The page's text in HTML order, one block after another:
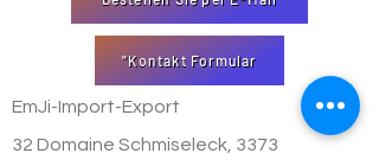
"Kontakt Formular
EmJi-Import-Export
32 Domaine Schmiseleck, 3373